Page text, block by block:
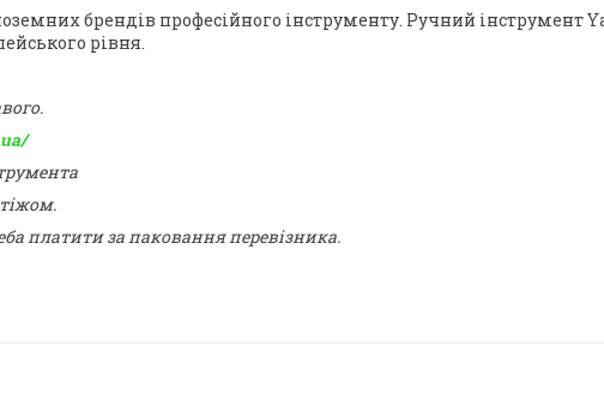
брендів професійного інструменту. Ручний інструмент
рівня.
платити за паковання перевізника.